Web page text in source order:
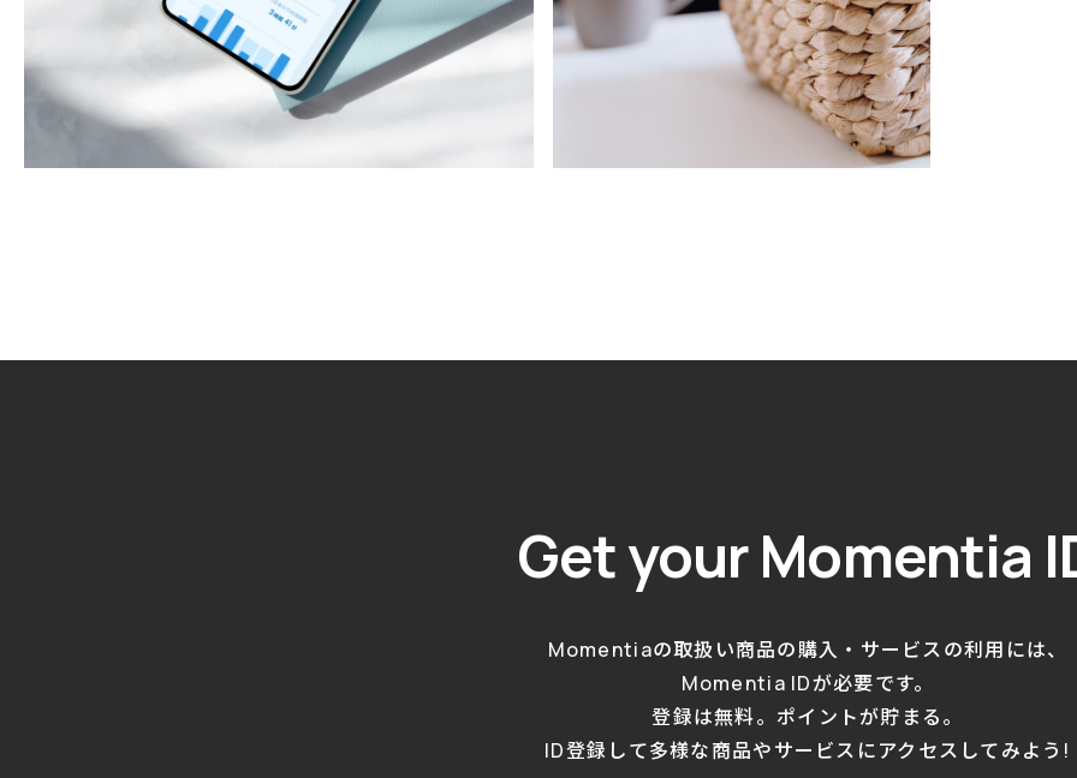
Get yourMomentia
Momentiaの取扱い商品の購入・サービスの利用には、
Momentia IDが必要です。
登録は無料。ポイントが貯まる。
ID登録して多様な商品やサービスにアクセスしてみよう!